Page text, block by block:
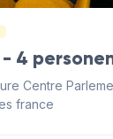
4
Centre
france